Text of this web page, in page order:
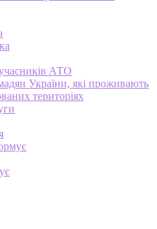
АТО
України, які проживають
територіях